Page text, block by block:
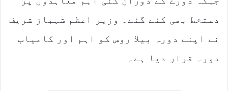
دستخط بھی کئے گئے۔ وزیر اعظم شہباز شریف
نے اپنے دورہ بیلا روس کو اہم اور کامیاب
دورہ قرار دیا ہے۔